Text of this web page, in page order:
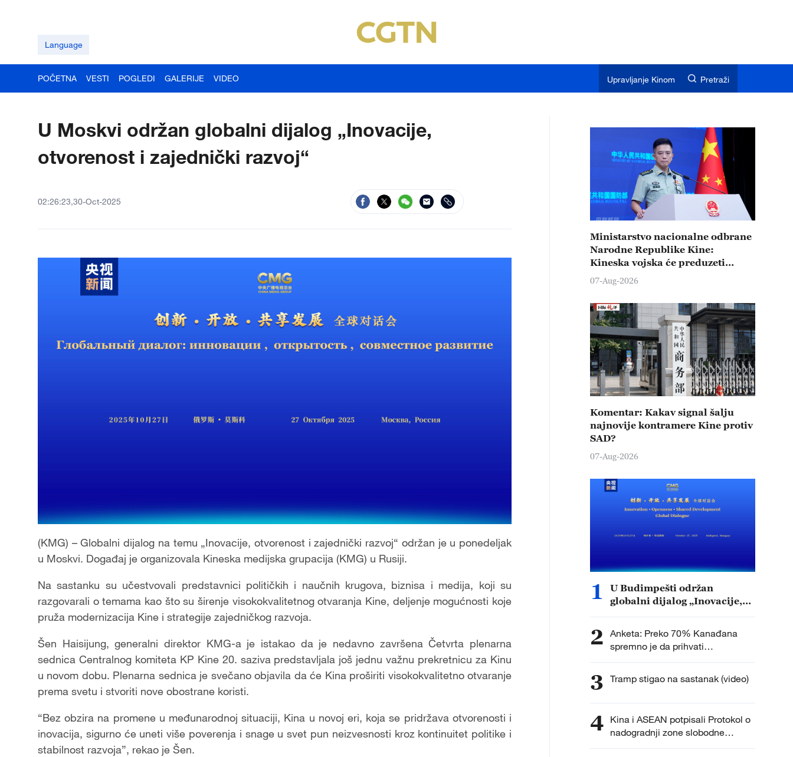
Language
POČETNA VESTI POGLEDI GALERIJE VIDEO Upravljanje Kinom Pretraži
U Moskvi održan globalni dijalog „Inovacije,
otvorenost i zajednički razvoj“
02:26:23,30-Oct-2025
(KMG) – Globalni dijalog na temu „Inovacije, otvorenost i zajednički razvoj“ održan je u ponedeljak
u Moskvi. Događaj je organizovala Kineska medijska grupacija (KMG) u Rusiji.
Na sastanku su učestvovali predstavnici političkih i naučnih krugova, biznisa i medija, koji su
razgovarali o temama kao što su širenje visokokvalitetnog otvaranja Kine, deljenje mogućnosti koje
pruža modernizacija Kine i strategije zajedničkog razvoja.
Šen Haisijung, generalni direktor KMG-a je istakao da je nedavno završena Četvrta plenarna
sednica Centralnog komiteta KP Kine 20. saziva predstavljala još jednu važnu prekretnicu za Kinu
u novom dobu. Plenarna sednica je svečano objavila da će Kina proširiti visokokvalitetno otvaranje
prema svetu i stvoriti nove obostrane koristi.
“Bez obzira na promene u međunarodnoj situaciji, Kina u novoj eri, koja se pridržava otvorenosti i
inovacija, sigurno će uneti više poverenja i snage u svet pun neizvesnosti kroz kontinuitet politike i
stabilnost razvoja”, rekao je Šen.
Ministarstvo nacionalne odbrane
Narodne Republike Kine:
Kineska vojska će preduzeti
čvrste kontramere protiv svih
provokativnih pokušaja
izazivanja nemira
07-Aug-2026
Komentar: Kakav signal šalju
najnovije kontramere Kine protiv
SAD?
07-Aug-2026
1
U Budimpešti održan
globalni dijalog „Inovacije,
2 Anketa: Preko 70% Kanađana
spremno je da prihvati
„usporavanje ekonomije“ u
zamenu za „smanjenje zavisnosti
od SAD“
3 Tramp stigao na sastanak (video)
4 Kina i ASEAN potpisali Protokol o
nadogradnji zone slobodne
trgovine 3.0 u Kuala Lumpuru